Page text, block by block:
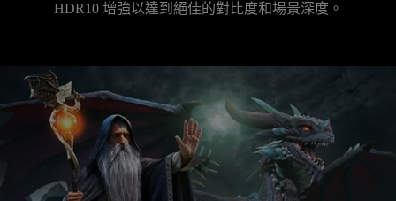
HDR10 增強以達到絕佳的對比度和場景深度。